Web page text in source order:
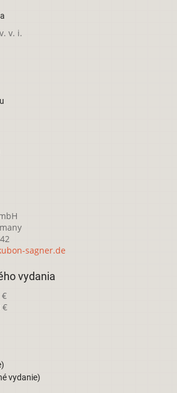
v. i.
sagner.de
vydania
€
vydanie)